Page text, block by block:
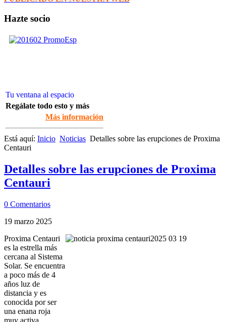
Hazte socio
Tu ventana al espacio
Regálate todo esto y más
Más información
Está aquí: Inicio Noticias Detalles sobre las erupciones de Proxima
Centauri
Detalles sobre las erupciones de Proxima
Centauri
0 Comentarios
19 marzo 2025
Proxima Centauri
es la estrella más
cercana al Sistema
Solar. Se encuentra
a poco más de 4
años luz de
distancia y es
conocida por ser
una enana roja
muy activa.